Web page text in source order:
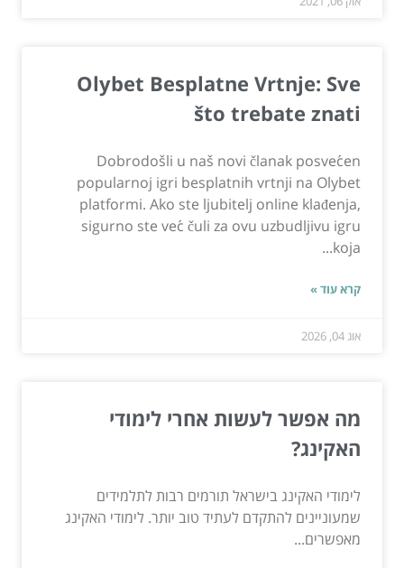
Olybet Besplatne Vrtnje: Sve
što trebate znati
Dobrodošli u naš novi članak posvećen
popularnoj igri besplatnih vrtnji na Olybet
platformi. Ako ste ljubitelj online klađenja,
sigurno ste već čuli za ovu uzbudljivu igru
koja...
קרא עוד »
אוג 04, 2026
מה אפשר לעשות אחרי לימודי
האקינג?
לימודי האקינג בישראל תורמים רבות לתלמידים
שמעוניינים להתקדם לעתיד טוב יותר. לימודי האקינג
מאפשרים...